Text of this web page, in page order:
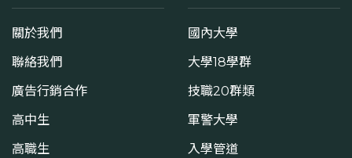
關於我們
聯絡我們
廣告行銷合作
高中生
高職生
國內大學
大學18學群
技職20群類
軍警大學
入學管道